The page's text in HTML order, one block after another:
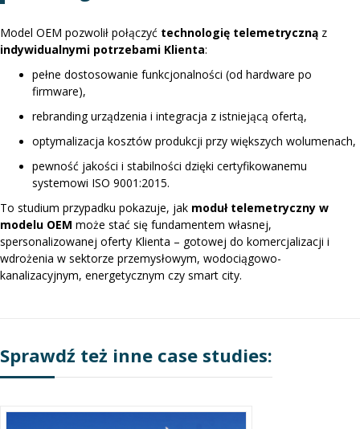
Model OEM pozwolił połączyć technologię telemetryczną z
indywidualnymi potrzebami Klienta:
pełne dostosowanie funkcjonalności (od hardware po
firmware),
rebranding urządzenia i integracja z istniejącą ofertą,
optymalizacja kosztów produkcji przy większych wolumenach,
pewność jakości i stabilności dzięki certyfikowanemu
systemowi ISO 9001:2015.
To studium przypadku pokazuje, jak moduł telemetryczny w
modelu OEM może stać się fundamentem własnej,
spersonalizowanej oferty Klienta – gotowej do komercjalizacji i
wdrożenia w sektorze przemysłowym, wodociągowo-
kanalizacyjnym, energetycznym czy smart city.
Sprawdź też inne case studies: